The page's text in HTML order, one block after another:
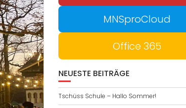
MNSproCloud
Office 365
NEUESTE BEITRÄGE
Tschüss Schule – Hallo Sommer!